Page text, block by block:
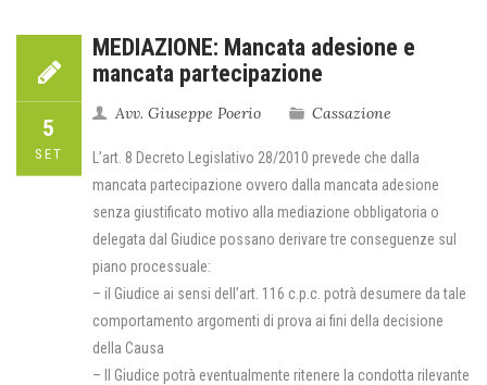
5
SET
MEDIAZIONE: Mancata adesione e
mancata partecipazione
Avv. Giuseppe Poerio Cassazione
L’art. 8 Decreto Legislativo 28/2010 prevede che dalla
mancata partecipazione ovvero dalla mancata adesione
senza giustificato motivo alla mediazione obbligatoria o
delegata dal Giudice possano derivare tre conseguenze sul
piano processuale:
– il Giudice ai sensi dell’art. 116 c.p.c. potrà desumere da tale
comportamento argomenti di prova ai fini della decisione
della Causa
– Il Giudice potrà eventualmente ritenere la condotta rilevante